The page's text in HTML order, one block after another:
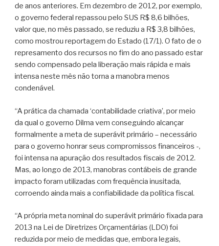
de anos anteriores. Em dezembro de 2012, por exemplo,
o governo federal repassou pelo SUS R$ 8,6 bilhões,
valor que, no mês passado, se reduziu a R$ 3,8 bilhões,
como mostrou reportagem do Estado (17/1). O fato de o
represamento dos recursos no fim do ano passado estar
sendo compensado pela liberação mais rápida e mais
intensa neste mês não torna a manobra menos
condenável.
“A prática da chamada ‘contabilidade criativa’, por meio
da qual o governo Dilma vem conseguindo alcançar
formalmente a meta de superávit primário – necessário
para o governo honrar seus compromissos financeiros -,
foi intensa na apuração dos resultados fiscais de 2012.
Mas, ao longo de 2013, manobras contábeis de grande
impacto foram utilizadas com frequência inusitada,
corroendo ainda mais a confiabilidade da política fiscal.
“A própria meta nominal do superávit primário fixada para
2013 na Lei de Diretrizes Orçamentárias (LDO) foi
reduzida por meio de medidas que, embora legais,